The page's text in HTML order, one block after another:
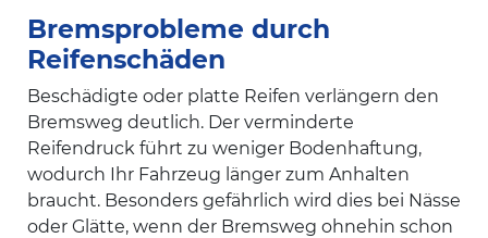
Bremsprobleme durch
Reifenschäden
Beschädigte oder platte Reifen verlängern den
Bremsweg deutlich. Der verminderte
Reifendruck führt zu weniger Bodenhaftung,
wodurch Ihr Fahrzeug länger zum Anhalten
braucht. Besonders gefährlich wird dies bei Nässe
oder Glätte, wenn der Bremsweg ohnehin schon